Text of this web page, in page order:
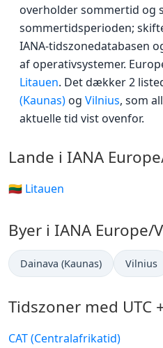
overholder sommertid og
sommertidsperioden;
IANA-tidszonedatabasen
af operativsystemer.
Litauen. Det dækker 2
(Kaunas) og Vilnius, som
aktuelle tid vist ovenfor.
Lande i IANA
🇱🇹 Litauen
Byer i IANA Europe/
Dainava (Kaunas) Vilnius
Tidszoner med UTC
CAT (Centralafrikatid)